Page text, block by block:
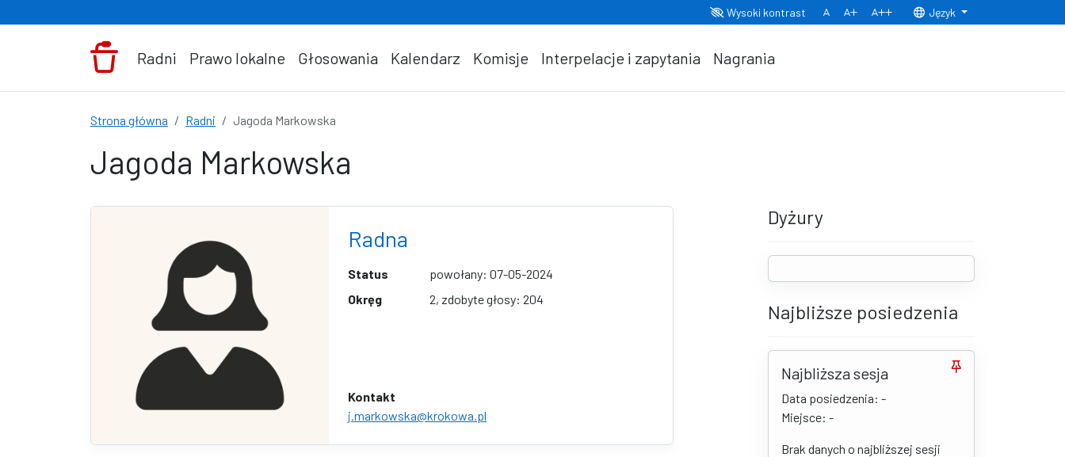
Wysoki kontrast
Normalny rozmiar czcionki
Rozmiar czcionki 150% Rozmiar czcionki 200%
Język
Radni Prawo lokalne Głosowania Kalendarz Komisje Interpelacje i zapytania Nagrania
Strona główna Radni Jagoda Markowska
Jagoda Markowska
Radna
Status
powołany: 07-05-2024
Okręg
2, zdobyte głosy: 204
Kontakt
j.markowska@krokowa.pl
Dyżury
Najbliższe posiedzenia
Najbliższa sesja
Data posiedzenia: -
Miejsce: -
Brak danych o najbliższej sesji